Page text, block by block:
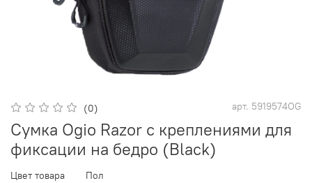
(0) арт. 5919574OG
Сумка Ogio Razor с креплениями для
фиксации на бедро (Black)
Цвет товара
Пол